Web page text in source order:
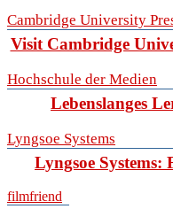
Cambridge University
Visit Cambridge
Hochschule der Medien
Lebenslanges
Lyngsoe Systems
Lyngsoe
filmfriend